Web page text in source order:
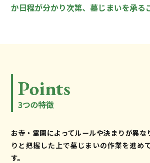
か日程が分かり次第、墓じまいを承る
Points
3つの特徴
お寺・霊園によってルールや決まりが異な
りと把握した上で墓じまいの作業を進め
す。